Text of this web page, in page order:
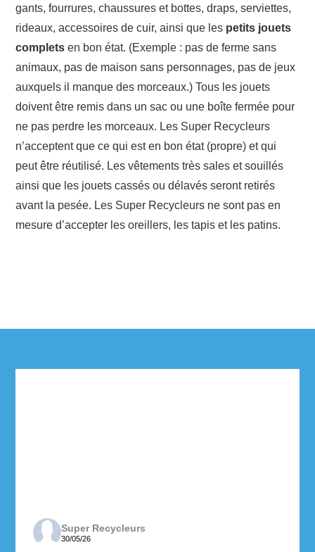
gants, fourrures, chaussures et bottes, draps, serviettes,
rideaux, accessoires de cuir, ainsi que les petits jouets
complets en bon état. (Exemple : pas de ferme sans
animaux, pas de maison sans personnages, pas de jeux
auxquels il manque des morceaux.) Tous les jouets
doivent être remis dans un sac ou une boîte fermée pour
ne pas perdre les morceaux. Les Super Recycleurs
n’acceptent que ce qui est en bon état (propre) et qui
peut être réutilisé. Les vêtements très sales et souillés
ainsi que les jouets cassés ou délavés seront retirés
avant la pesée. Les Super Recycleurs ne sont pas en
mesure d’accepter les oreillers, les tapis et les patins.
Super Recycleurs
30/05/26